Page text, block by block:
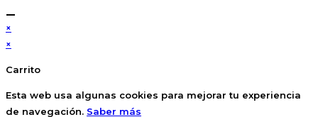
×
×
Carrito
Esta web usa algunas cookies para mejorar tu experiencia
de navegación. Saber más